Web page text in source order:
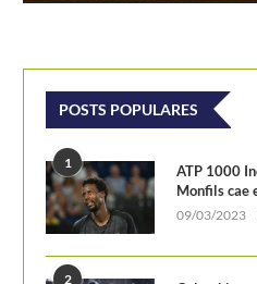
POSTS POPULARES
1
ATP 1000
Monfils cae
09/03/2023
2